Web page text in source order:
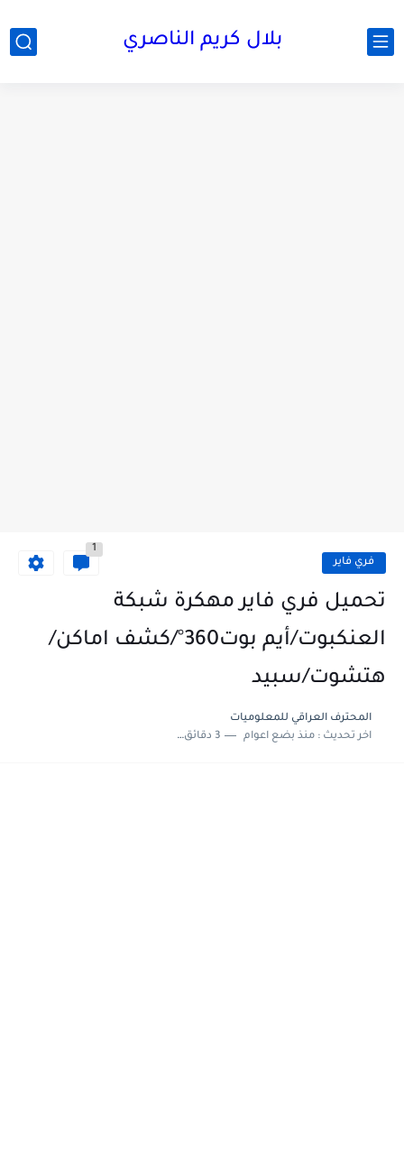
بلال كريم الناصري
فري فاير
1
تحميل فري فاير مهكرة شبكة
العنكبوت/أيم بوت360°/كشف اماكن/
هتشوت/سبيد
المحترف العراقي للمعلوميات‎
اخر تحديث :منذ بضع اعوام 3 دقائق للقراءة